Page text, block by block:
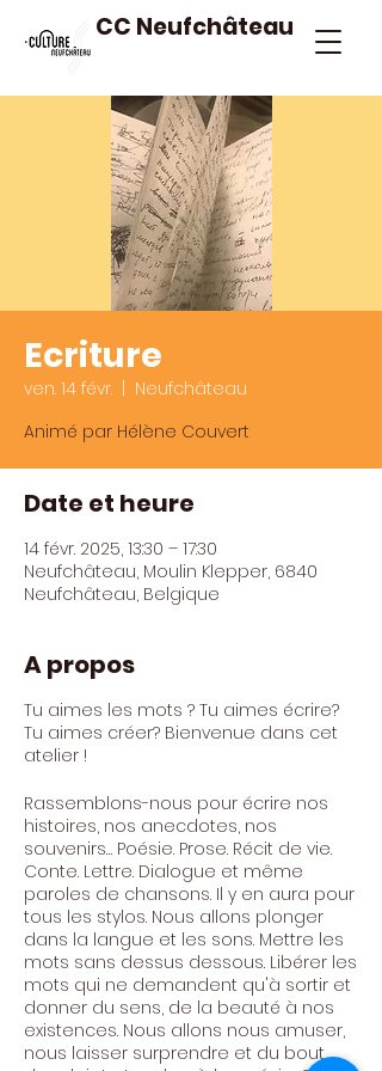
CC Neufchâteau
Ecriture
ven. 14 févr.
Neufchâteau
Animé par Hélène Couvert
Date et heure
14 févr. 2025, 13:30 – 17:30
Neufchâteau, Moulin Klepper, 6840
Neufchâteau, Belgique
A propos
Tu aimes les mots ? Tu aimes écrire?
Tu aimes créer? Bienvenue dans cet
atelier !
Rassemblons-nous pour écrire nos
histoires, nos anecdotes, nos
souvenirs… Poésie. Prose. Récit de vie.
Conte. Lettre. Dialogue et même
paroles de chansons. Il y en aura pour
tous les stylos. Nous allons plonger
dans la langue et les sons. Mettre les
mots sans dessus dessous. Libérer les
mots qui ne demandent qu'à sortir et
donner du sens, de la beauté à nos
existences. Nous allons nous amuser,
nous laisser surprendre et du bout